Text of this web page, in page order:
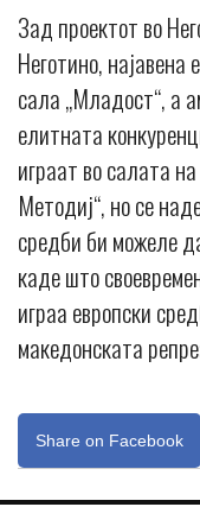
Зад проектот во
Неготино, најавена
сала „Младост“, а
елитната
играат во салата
Методиј“, но се
средби би можеле
каде што
играа европски
македонската
Share on Facebook